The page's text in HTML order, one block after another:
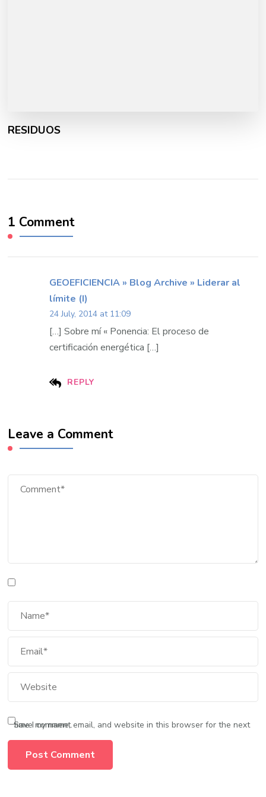
RESIDUOS
1 Comment
GEOEFICIENCIA » Blog Archive » Liderar al
límite (I)
24 July, 2014 at 11:09
REPLY
[…] Sobre mí « Ponencia: El proceso de
certificación energética […]
Leave a Comment
Save my name, email, and website in this browser for the next time I comment.